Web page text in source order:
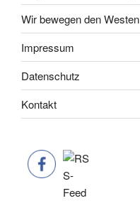
Wir bewegen den Westen
Impressum
Datenschutz
Kontakt